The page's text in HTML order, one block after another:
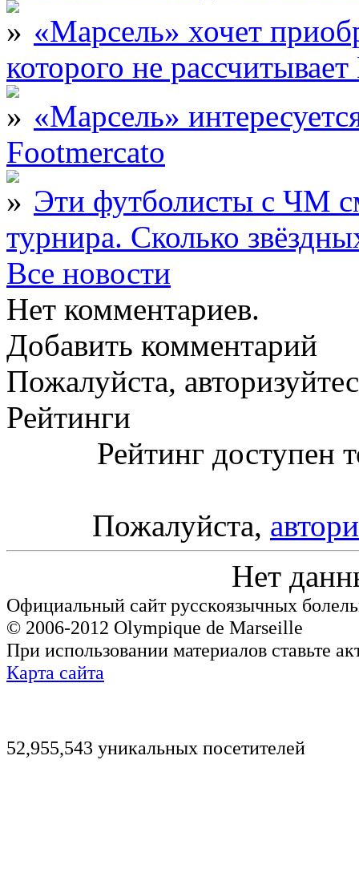
«Марсель» хочет
которого не
«Марсель»
Footmercato
Эти футболисты с ЧМ
турнира. Сколько
Все новости
Нет комментариев.
Добавить комментарий
Пожалуйста,
Рейтинги
Рейтинг доступен
Пожалуйста,
Нет
Официальный сайт русскоязычных
© 2006-2012 Olympique de Marseille
При использовании материалов ставьте
Карта сайта
52,955,543 уникальных посетителей